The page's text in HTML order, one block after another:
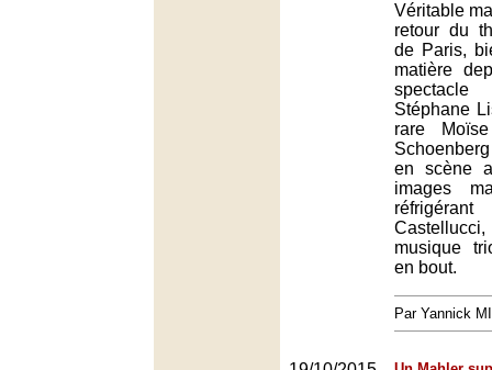
Véritable
retour du
de Paris,
matière
Stéphane
rare
en scène
images
musique
en bout.
Par Yannick